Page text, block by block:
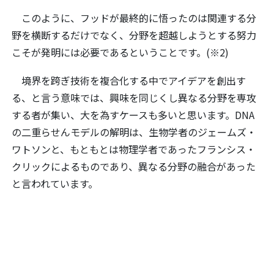
このように、フッドが最終的に悟ったのは関連する分
野を横断するだけでなく、分野を超越しようとする努力
こそが発明には必要であるということです。(※2)
境界を跨ぎ技術を複合化する中でアイデアを創出す
る、と言う意味では、興味を同じくし異なる分野を専攻
する者が集い、大を為すケースも多いと思います。DNA
の二重らせんモデルの解明は、生物学者のジェームズ・
ワトソンと、もともとは物理学者であったフランシス・
クリックによるものであり、異なる分野の融合があった
と言われています。